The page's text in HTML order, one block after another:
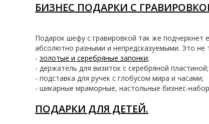
БИЗНЕС ПОДАРКИ С
Подарок шефу с гравировкой так же подчеркнет
абсолютно разными и непредсказуемыми. Это не
- золотые и серебряные запонки;
- держатель для визиток с серебряной пластиной;
- подставка для ручек c глобусом мира и часами;
- шикарные мраморные, настольные бизнес-
ПОДАРКИ ДЛЯ ДЕТЕЙ.